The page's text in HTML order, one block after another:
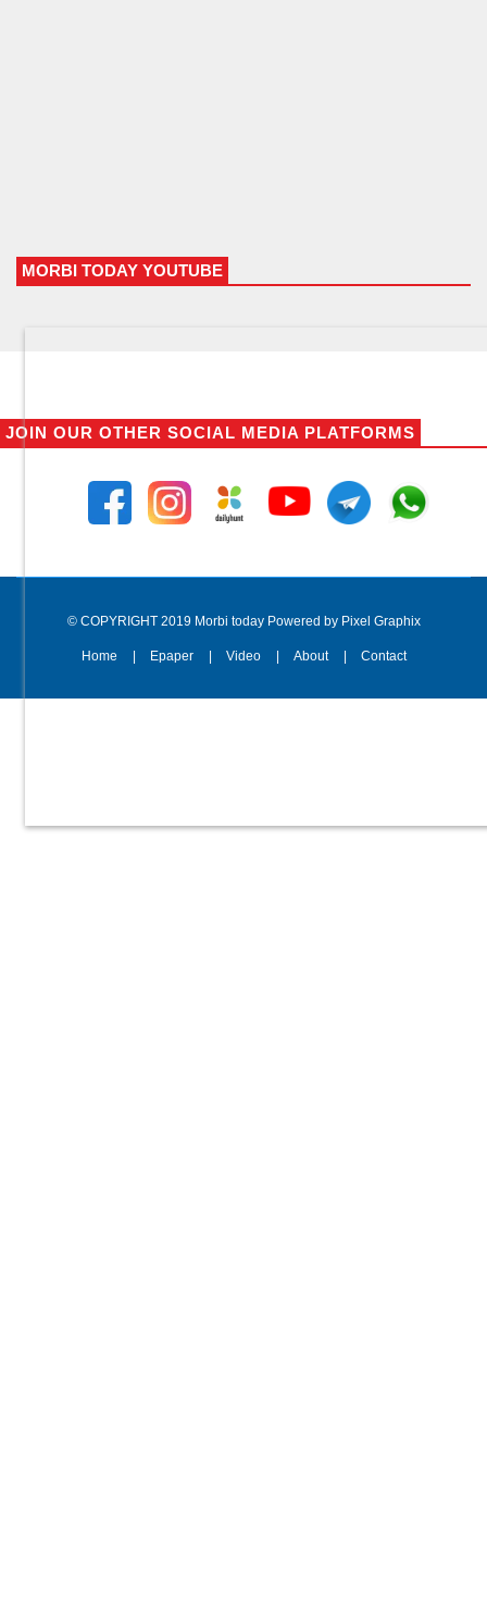
MORBI TODAY YOUTUBE
JOIN OUR OTHER SOCIAL MEDIA PLATFORMS
© COPYRIGHT 2019 Morbi today Powered by Pixel Graphix
Home Epaper Video About Contact